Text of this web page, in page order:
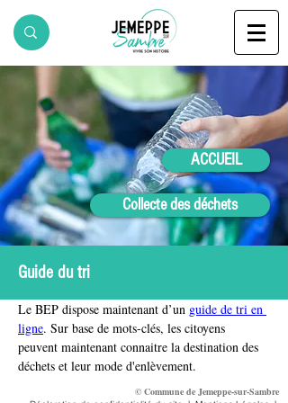
ACCUEIL
Collecte des déchets
Guide du tri
Le BEP dispose maintenant d’un guide de tri en
ligne. Sur base de mots-clés, les citoyens
peuvent maintenant connaitre la destination des
déchets et leur mode d'enlèvement.
© Commune de Jemeppe-sur-Sambre